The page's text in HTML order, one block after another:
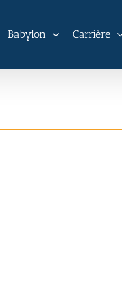
Babylon Carrière